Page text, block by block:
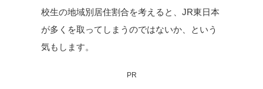
校生の地域別居住割合を考えると、JR東日本
が多くを取ってしまうのではないか、という
気もします。
PR